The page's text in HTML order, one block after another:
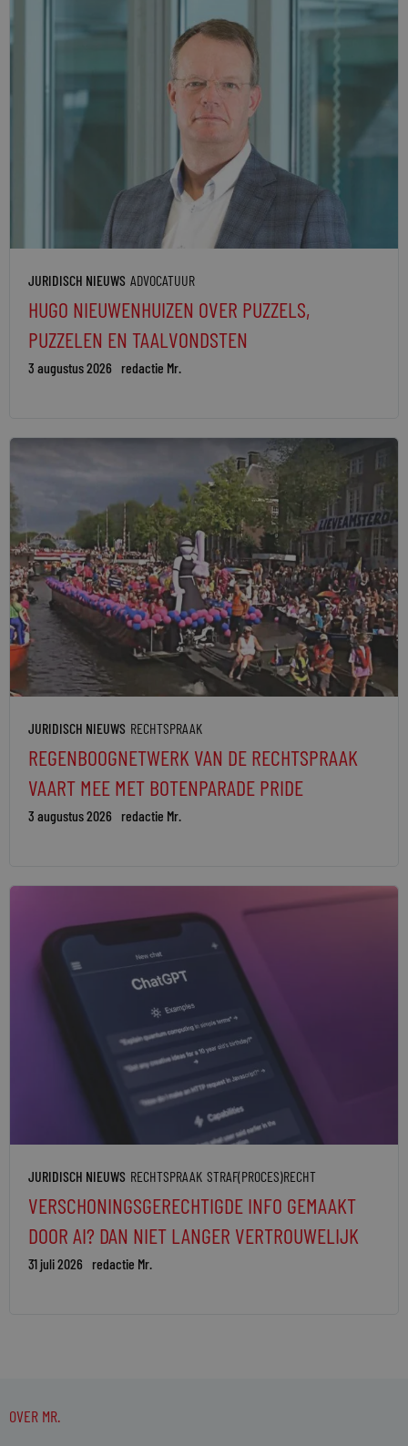
JURIDISCH NIEUWS ADVOCATUUR
HUGO NIEUWENHUIZEN OVER PUZZELS,
PUZZELEN EN TAALVONDSTEN
3 augustus 2026 redactie Mr.
JURIDISCH NIEUWS RECHTSPRAAK
REGENBOOGNETWERK VAN DE RECHTSPRAAK
VAART MEE MET BOTENPARADE PRIDE
3 augustus 2026 redactie Mr.
JURIDISCH NIEUWS RECHTSPRAAK STRAF(PROCES)RECHT
VERSCHONINGSGERECHTIGDE INFO GEMAAKT
DOOR AI? DAN NIET LANGER VERTROUWELIJK
31 juli 2026 redactie Mr.
OVER MR.